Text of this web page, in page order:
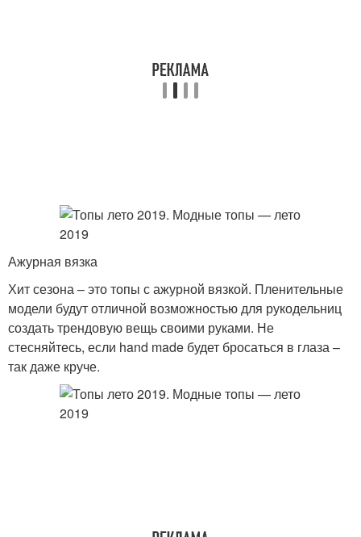
Ажурная вязка
Хит сезона – это топы с ажурной вязкой. Пленительные
модели будут отличной возможностью для рукодельниц
создать трендовую вещь своими руками. Не
стесняйтесь, если hand made будет бросаться в глаза –
так даже круче.